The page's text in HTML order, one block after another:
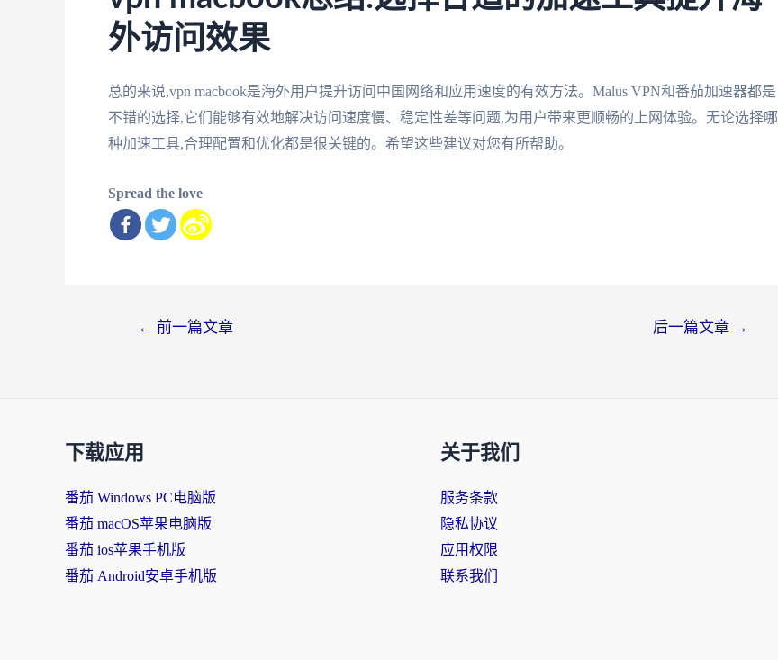
外访问效果
总的来说,vpn macbook是海外用户提升访问中国网络和应用速度的有效方法。Malus VPN和番茄加速器都是
不错的选择,它们能够有效地解决访问速度慢、稳定性差等问题,为用户带来更顺畅的上网体验。无论选择哪
种加速工具,合理配置和优化都是很关键的。希望这些建议对您有所帮助。
Spread the love
← 前一篇文章 后一篇文章 →
下载应用
番茄 Windows PC电脑版
番茄 macOS苹果电脑版
番茄 ios苹果手机版
番茄 Android安卓手机版
关于我们
服务条款
隐私协议
应用权限
联系我们